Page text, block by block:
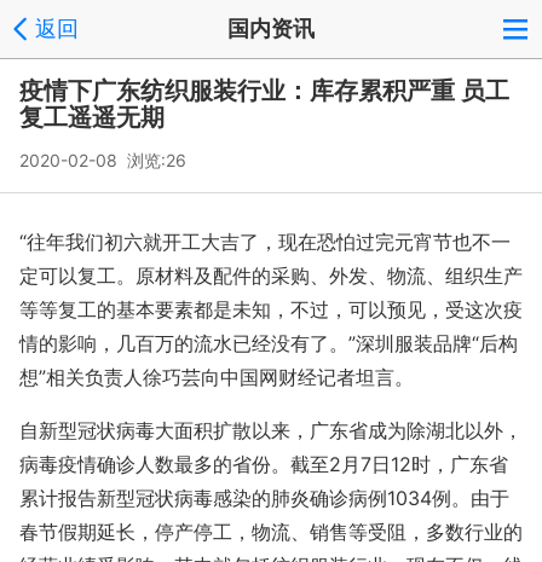
返回 国内资讯
疫情下广东纺织服装行业：库存累积严重 员工
复工遥遥无期
2020-02-08 浏览:26
“往年我们初六就开工大吉了，现在恐怕过完元宵节也不一
定可以复工。原材料及配件的采购、外发、物流、组织生产
等等复工的基本要素都是未知，不过，可以预见，受这次疫
情的影响，几百万的流水已经没有了。”深圳服装品牌“后构
想”相关负责人徐巧芸向中国网财经记者坦言。
自新型冠状病毒大面积扩散以来，广东省成为除湖北以外，
病毒疫情确诊人数最多的省份。截至2月7日12时，广东省
累计报告新型冠状病毒感染的肺炎确诊病例1034例。由于
春节假期延长，停产停工，物流、销售等受阻，多数行业的